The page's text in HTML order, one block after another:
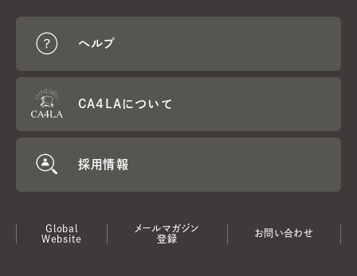
ヘルプ
CA4LAについて
採用情報
Global
Website
メールマガジン
登録
お問い合わせ